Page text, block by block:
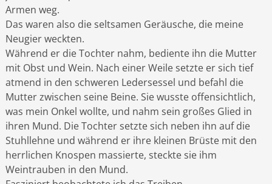
Armen weg.
Das waren also die seltsamen Geräusche, die meine
Neugier weckten.
Während er die Tochter nahm, bediente ihn die Mutter
mit Obst und Wein. Nach einer Weile setzte er sich tief
atmend in den schweren Ledersessel und befahl die
Mutter zwischen seine Beine. Sie wusste offensichtlich,
was mein Onkel wollte, und nahm sein großes Glied in
ihren Mund. Die Tochter setzte sich neben ihn auf die
Stuhllehne und während er ihre kleinen Brüste mit den
herrlichen Knospen massierte, steckte sie ihm
Weintrauben in den Mund.